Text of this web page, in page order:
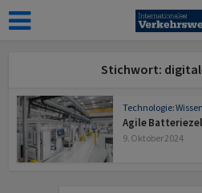
Stichwort:
Technologie:
Agile
9. Oktober 2024